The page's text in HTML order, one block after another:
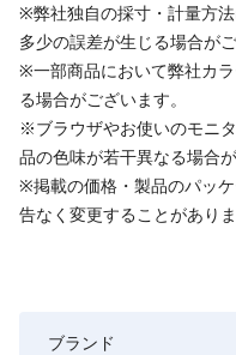
※弊社独自の採寸・計量方法
多少の誤差が生じる場合がご
※一部商品において弊社カ
る場合がございます。
※ブラウザやお使いのモニ
品の色味が若干異なる場合が
※掲載の価格・製品のパッ
告なく変更することがあり
ブランド